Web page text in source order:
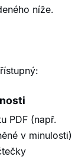
níže.
PDF (např.
v minulosti)